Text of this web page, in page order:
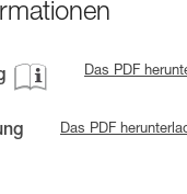
Das PDF
Das PDF